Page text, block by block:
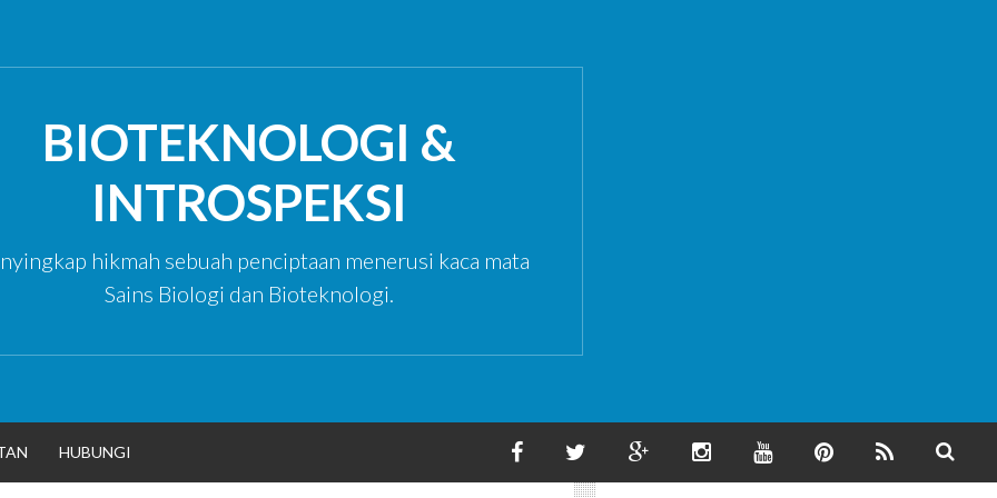
BIOTEKNOLOGI &
INTROSPEKSI
hikmah sebuah penciptaan menerusi kaca mata
Sains Biologi dan Bioteknologi.
HUBUNGI
I